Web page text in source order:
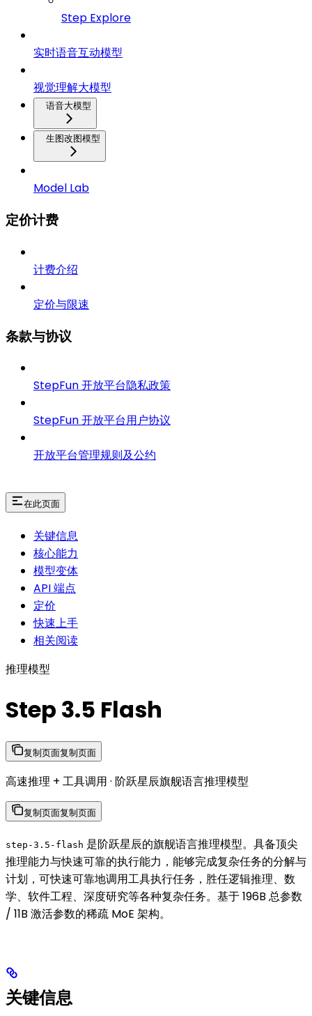
Step Explore
实时语音互动模型
视觉理解大模型
语音大模型
生图改图模型
Model Lab
定价计费
计费介绍
定价与限速
条款与协议
StepFun 开放平台隐私政策
StepFun 开放平台用户协议
开放平台管理规则及公约
在此页面
关键信息
核心能力
模型变体
API 端点
定价
快速上手
相关阅读
推理模型
Step 3.5 Flash
复制页面复制页面
高速推理 + 工具调用 · 阶跃星辰旗舰语言推理模型
复制页面复制页面
step-3.5-flash 是阶跃星辰的旗舰语言推理模型。具备顶尖
推理能力与快速可靠的执行能力，能够完成复杂任务的分解与
计划，可快速可靠地调用工具执行任务，胜任逻辑推理、数
学、软件工程、深度研究等各种复杂任务。基于 196B 总参数
/ 11B 激活参数的稀疏 MoE 架构。
关键信息